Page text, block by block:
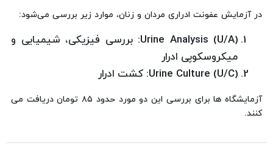
در آزمایش عفونت ادراری مردان و زنان، موارد زیر بررسی می‌شود:
(U/A) Urine Analysis: بررسی فیزیکی، شیمیایی و
میکروسکوپی ادرار
Urine Culture (U/C): کشت ادرار
آزمایشگاه ها برای بررسی این دو مورد حدود ۸۵ تومان دریافت می
کنند.